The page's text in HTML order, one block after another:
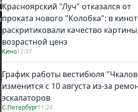
Красноярский "Луч" отказался от
проката нового "Колобка": в
раскритиковали качество
возрастной ценз
Кино12:37
График работы вестибюля
изменится с 10 августа из-за
эскалаторов
С.Петербург11:24